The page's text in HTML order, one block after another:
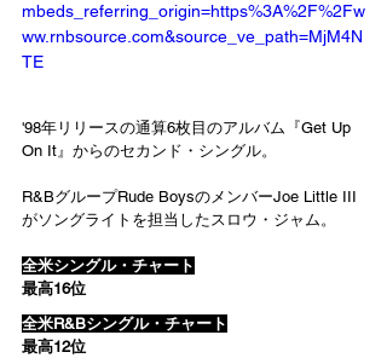
mbeds_referring_origin=https%3A%2F%2Fw
ww.rnbsource.com&source_ve_path=MjM4N
TE
'98年リリースの通算6枚目のアルバム『Get Up
On It』からのセカンド・シングル。
R&BグループRude BoysのメンバーJoe Little III
がソングライトを担当したスロウ・ジャム。
全米シングル・チャート
最高16位
全米R&Bシングル・チャート
最高12位